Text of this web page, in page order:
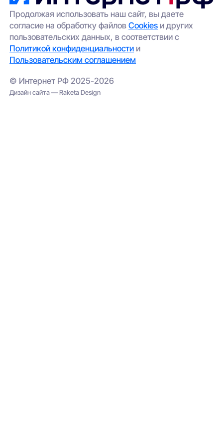
выбрать альтернативный вариант
(например, беспроводной интернет);
проверить соседние адреса — иногда
сеть проведена в соседнем корпусе.
Продолжая использовать наш сайт, вы даете
согласие на обработку файловCookies и других
пользовательских данных, в соответствии с
Политикой конфиденциальности и
Пользовательским соглашением
© Интернет РФ 2025-2026
Дизайн сайта — Raketa Design